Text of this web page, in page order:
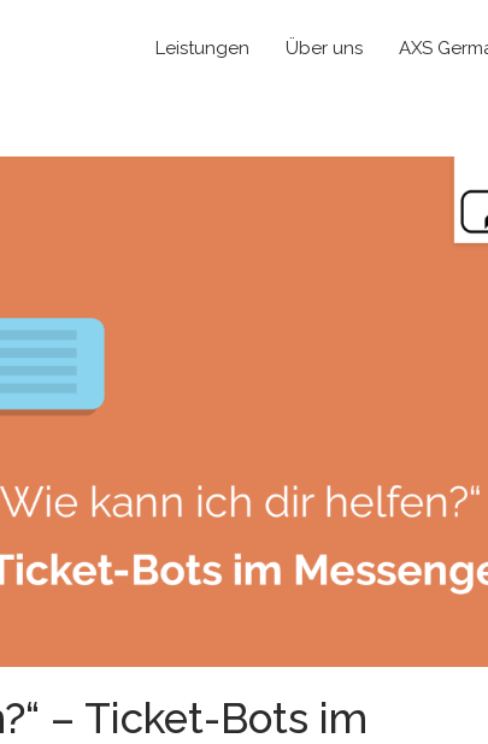
Leistungen Über uns AXS
– Ticket-Bots im